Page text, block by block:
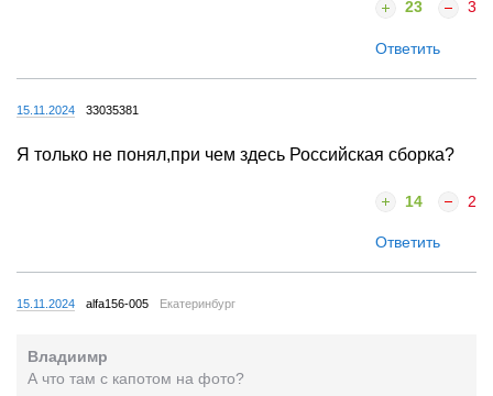
23 3
Ответить
15.11.2024 33035381
Я только не понял,при чем здесь Российская сборка?
14 2
Ответить
15.11.2024 alfa156-005 Екатеринбург
Владиимр
А что там с капотом на фото?